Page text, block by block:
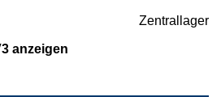
Zentrallager
anzeigen